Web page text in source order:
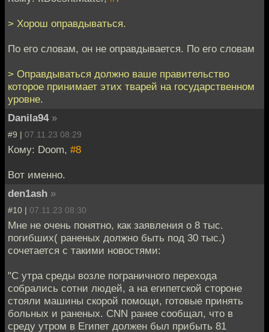
> Хорош оправдываться.
По его словам, он не оправдывается. По его словам
> Оправдываться должно ваше правительство
которое принимает этих тварей на государственном
уровне.
Danila94 »
#9 | 07.11.23 08:29
Кому: Doom, #8
Вот именно.
den1ash »
#10 | 07.11.23 08:30
Мне не очень понятно, как заявления о 8 тыс.
погибших( раненых должно быть под 30 тыс.)
сочетается с такими новостями:
"С утра среды возле пограничного перехода
собрались сотни людей, а на египетской стороне
стояли машины скорой помощи, готовые принять
больных и раненых. CNN ранее сообщал, что в
среду утром в Египет должен был прибыть 81